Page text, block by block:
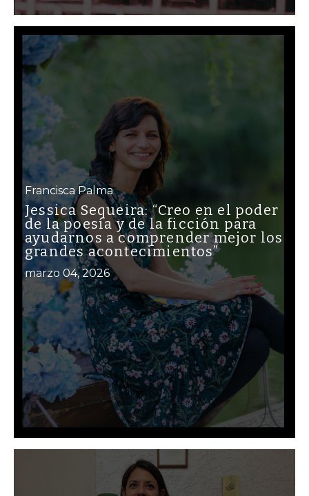
Francisca Palma
Jessica Sequeira: “Creo en el poder
de la poesía y de la ficción para
ayudarnos a comprender mejor los
grandes acontecimientos”
marzo 04, 2026